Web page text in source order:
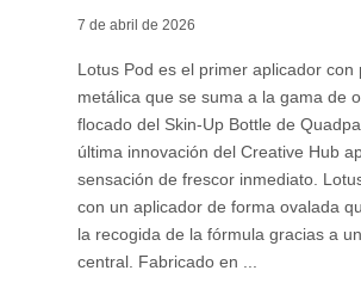
7 de abril de 2026
Lotus Pod es el primer aplicador con
metálica que se suma a la gama de
flocado del Skin-Up Bottle de
última innovación del Creative Hub
sensación de frescor inmediato.
con un aplicador de forma ovalada
la recogida de la fórmula gracias a
central. Fabricado en ...